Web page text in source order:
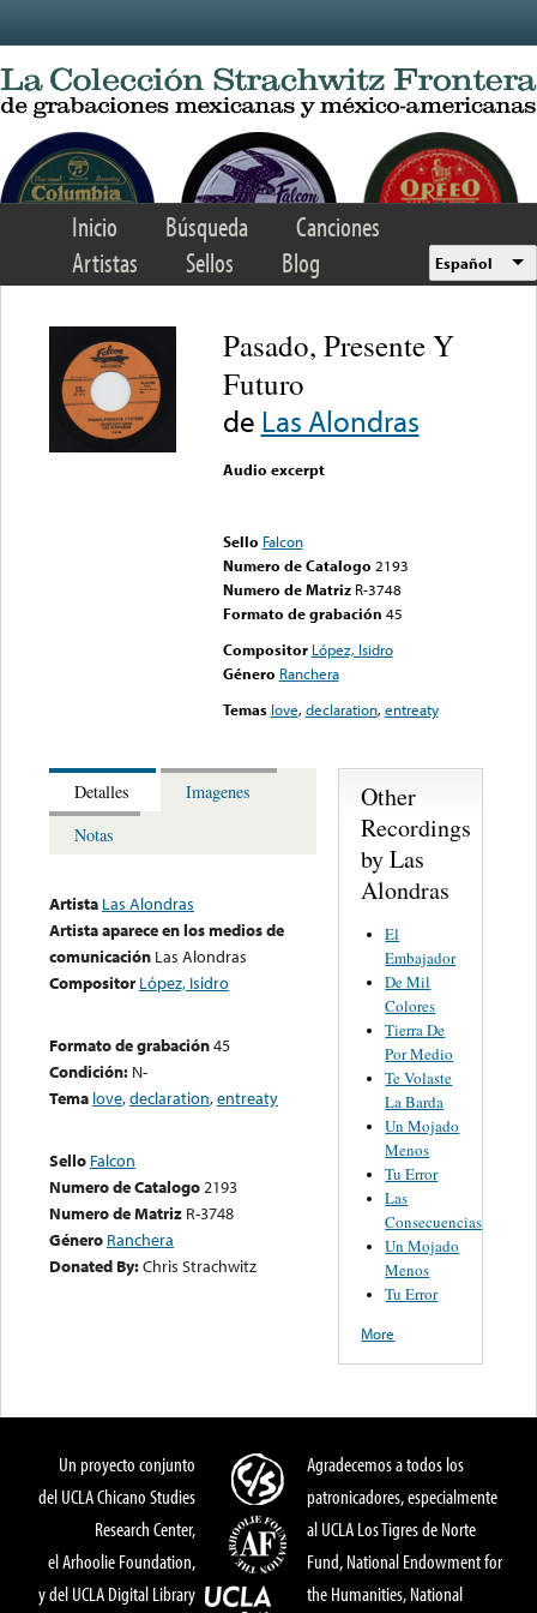
Inicio Búsqueda
Canciones
Artistas
Sellos Blog Español
Pasado, Presente Y
Futuro
de Las Alondras
Audio excerpt
Sello Falcon
Numero de Catalogo 2193
Numero de Matriz R-3748
Formato de grabación 45
Compositor López, Isidro
Género Ranchera
Temas love,declaration,entreaty
Detalles
Imagenes
Notas
Artista Las Alondras
Artista aparece en los medios de
comunicación Las Alondras
Compositor López, Isidro
Formato de grabación45
Condición: N-
Tema love,declaration,entreaty
Sello Falcon
Numero de Catalogo2193
Numero de Matriz R-3748
Género Ranchera
Donated By:Chris Strachwitz
Other
Recordings
by Las
Alondras
El
Embajador
De Mil
Colores
Tierra De
Por Medio
Te Volaste
La Barda
Un Mojado
Menos
Tu Error
Las
Consecuencias
Un Mojado
Menos
Tu Error
More
Un proyecto conjunto
del UCLA Chicano Studies
Research Center,
el Arhoolie Foundation,
y del UCLA Digital Library
Agradecemos a todos los
patronicadores, especialmente
al UCLA Los Tigres de Norte
Fund, National Endowment for
the Humanities, National